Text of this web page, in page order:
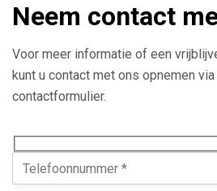
Neem contact
Voor meer informatie of een
kunt u contact met ons opnemen
contactformulier.